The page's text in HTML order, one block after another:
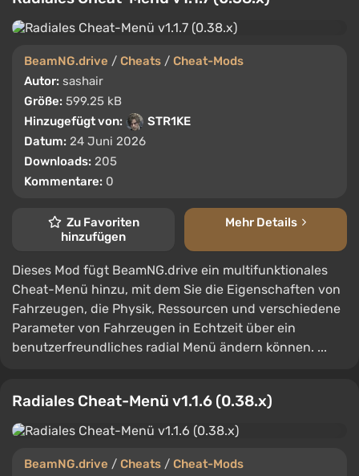
BeamNG.drive / Cheats / Cheat-Mods
Autor: sashair
Größe: 599.25 kB
Hinzugefügt von:
STR1KE
Datum: 24 Juni 2026
Downloads: 205
Kommentare: 0
Zu Favoriten
hinzufügen
Mehr Details
Dieses Mod fügt BeamNG.drive ein multifunktionales
Cheat-Menü hinzu, mit dem Sie die Eigenschaften von
Fahrzeugen, die Physik, Ressourcen und verschiedene
Parameter von Fahrzeugen in Echtzeit über ein
benutzerfreundliches radial Menü ändern können. ...
Radiales Cheat-Menü v1.1.6 (0.38.x)
BeamNG.drive / Cheats / Cheat-Mods